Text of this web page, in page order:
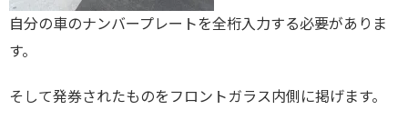
自分の車のナンバープレートを全桁入力する必要がありま
す。
そして発券されたものをフロントガラス内側に掲げます。